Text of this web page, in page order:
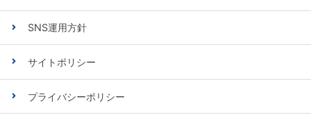
SNS運用方針
サイトポリシー
プライバシーポリシー